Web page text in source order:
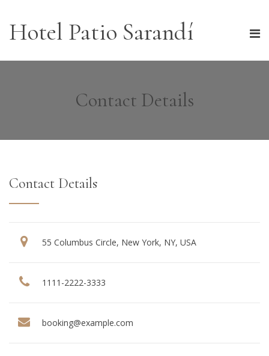
Hotel Patio Sarandí
Contact Details
Contact Details
55 Columbus Circle, New York, NY, USA
1111-2222-3333
booking@example.com